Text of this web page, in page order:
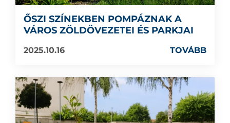
ŐSZI SZÍNEKBEN POMPÁZNAK A
VÁROS ZÖLDÖVEZETEI ÉS PARKJAI
2025.10.16 TOVÁBB